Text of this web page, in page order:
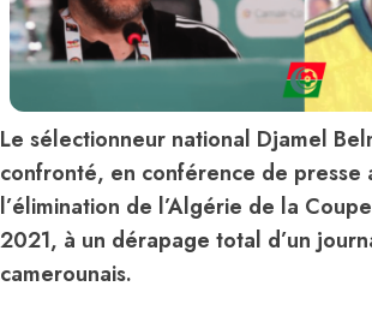
Le sélectionneur national Djamel
confronté, en conférence de presse
l’élimination de l’Algérie de la
2021, à un dérapage total d’un
camerounais.